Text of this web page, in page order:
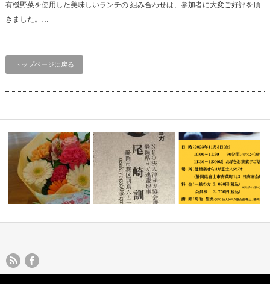
有機野菜を使用した美味しいランチの 組み合わせは、参加者に大変ご好評を頂
きました。…
トップページに戻る